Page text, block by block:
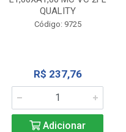
QUALITY
Código: 9725
R$ 237,76
Adicionar